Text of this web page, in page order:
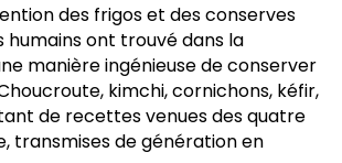
des frigos et des conserves
humains ont trouvé dans la
manière ingénieuse de conserver
kimchi, cornichons, kéfir,
de recettes venues des quatre
transmises de génération en